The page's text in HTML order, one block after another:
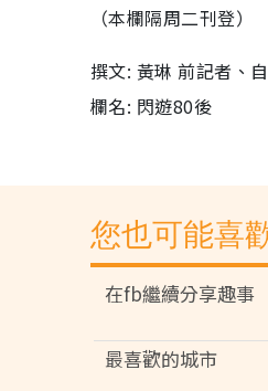
（本欄隔周二刊登）
撰文: 黃琳 前記者、
欄名: 閃遊80後
您也可能喜
在fb繼續分享趣事
最喜歡的城市